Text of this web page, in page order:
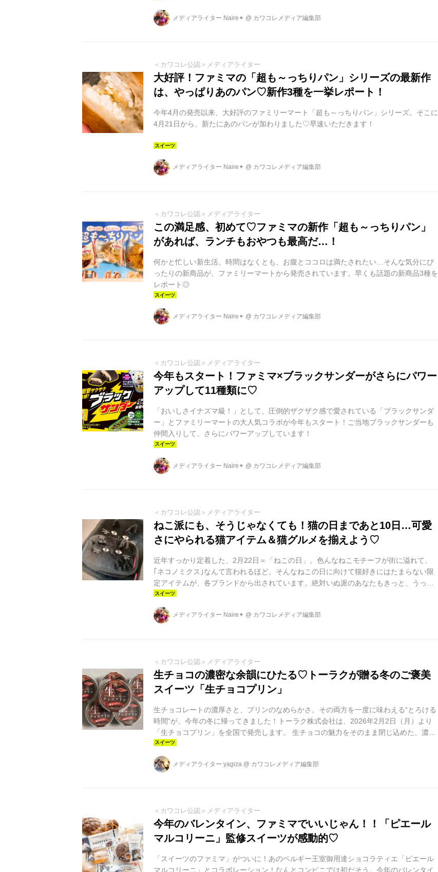
メディアライター Naire✴︎ @ カワコレメディア編集部
＜カワコレ公認＞メディアライター
大好評！ファミマの「超も～っちりパン」シリーズの最新作
は、やっぱりあのパン♡新作3種を一挙レポート！
今年4月の発売以来、大好評のファミリーマート「超も～っちりパン」シリーズ。そこに
4月21日から、新たにあのパンが加わりました♡早速いただきます！
メディアライター Naire✴︎ @ カワコレメディア編集部
＜カワコレ公認＞メディアライター
この満足感、初めて♡ファミマの新作「超も～っちりパン」
があれば、ランチもおやつも最高だ…！
何かと忙しい新生活。時間はなくとも、お腹とココロは満たされたい…そんな気分にぴ
ったりの新商品が、ファミリーマートから発売されています。早くも話題の新商品3種を
レポート◎
メディアライター Naire✴︎ @ カワコレメディア編集部
＜カワコレ公認＞メディアライター
今年もスタート！ファミマ×ブラックサンダーがさらにパワー
アップして11種類に♡
「おいしさイナズマ級！」として、圧倒的ザクザク感で愛されている「ブラックサンダ
ー」とファミリーマートの大人気コラボが今年もスタート！ご当地ブラックサンダーも
仲間入りして、さらにパワーアップしています！
メディアライター Naire✴︎ @ カワコレメディア編集部
＜カワコレ公認＞メディアライター
ねこ派にも、そうじゃなくても！猫の日まであと10日…可愛
さにやられる猫アイテム＆猫グルメを揃えよう♡
近年すっかり定着した、2月22日＝「ねこの日」。色んなねこモチーフが街に溢れて、
｢ネコノミクス｣なんて言われるほど。そんなねこの日に向けて猫好きにはたまらない限
定アイテムが、各ブランドから出されています。絶対いぬ派のあなたもきっと、うっか
り癒されること間違いなしですよ！
メディアライター Naire✴︎ @ カワコレメディア編集部
＜カワコレ公認＞メディアライター
生チョコの濃密な余韻にひたる♡トーラクが贈る冬のご褒美
スイーツ「生チョコプリン」
生チョコレートの濃厚さと、プリンのなめらかさ。その両方を一度に味わえる“とろける
時間”が、今年の冬に帰ってきました！トーラク株式会社は、2026年2月2日（月）より
「生チョコプリン」を全国で発売します。 生チョコの魅力をそのまま閉じ込めた、濃厚
な口どけ ひと口入れた瞬間、舌の上でふわりとほどける生チョコのコク。今回の「生チ
ョコプリン」は、2025年発売品より生チョコレート原料を増量し、甘さを控えめに調
整。素材そのものの深い味わいがより際立つ仕上がりになりました。 卵や牛乳を合わせ
メディアライター yagiza @ カワコレメディア編集部
＜カワコレ公認＞メディアライター
今年のバレンタイン、ファミマでいいじゃん！！「ピエール
マルコリーニ」監修スイーツが感動的♡
「スイーツのファミマ」がついに！あのベルギー王室御用達ショコラティエ「ピエール
マルコリーニ」とコラボレーション！なんとコンビニでは初だそう。今年のバレンタイ